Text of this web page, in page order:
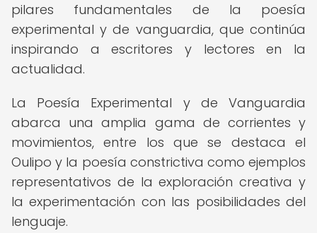
pilares fundamentales de la poesía
experimental y de vanguardia, que continúa
inspirando a escritores y lectores en la
actualidad.
La Poesía Experimental y de Vanguardia
abarca una amplia gama de corrientes y
movimientos, entre los que se destaca el
Oulipo y la poesía constrictiva como ejemplos
representativos de la exploración creativa y
la experimentación con las posibilidades del
lenguaje.